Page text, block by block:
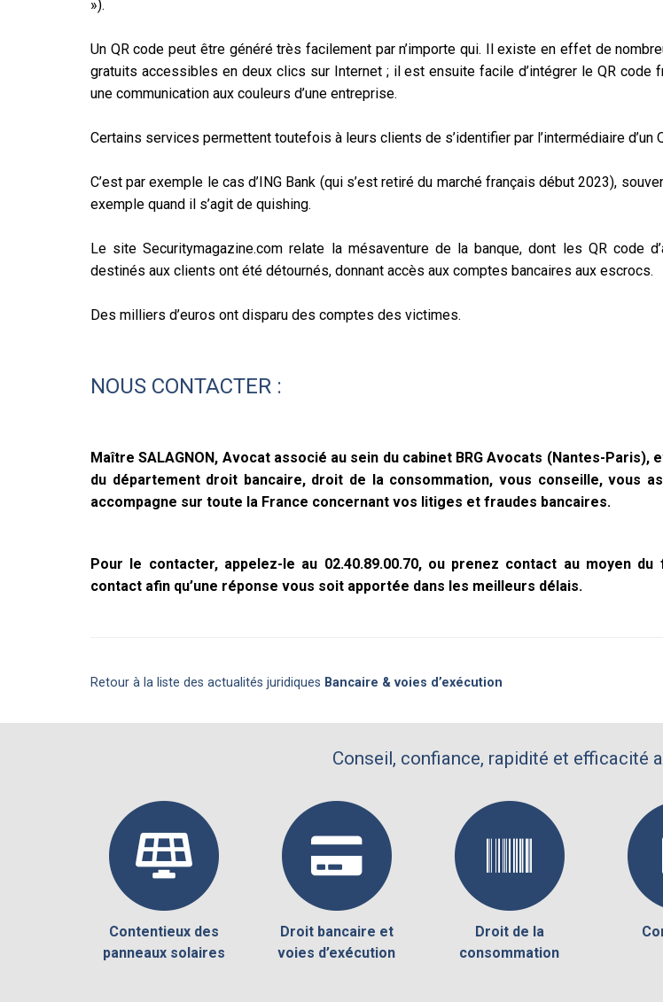
»).
Un QR code peut être généré très facilement par n’importe qui. Il existe en effet de
gratuits accessibles en deux clics sur Internet ; il est ensuite facile d’intégrer le QR code
une communication aux couleurs d’une entreprise.
Certains services permettent toutefois à leurs clients de s’identifier par l’intermédiaire d’un
C’est par exemple le cas d’ING Bank (qui s’est retiré du marché français début 2023),
exemple quand il s’agit de quishing.
Le site Securitymagazine.com relate la mésaventure de la banque, dont les QR code
destinés aux clients ont été détournés, donnant accès aux comptes bancaires aux escrocs.
Des milliers d’euros ont disparu des comptes des victimes.
NOUS CONTACTER :
Maître SALAGNON, Avocat associé au sein du cabinet BRG Avocats (Nantes-Paris),
du département droit bancaire, droit de la consommation, vous conseille, vous
accompagne sur toute la France concernant vos litiges et fraudes bancaires.
Pour le contacter, appelez-le au 02.40.89.00.70, ou prenez contact au moyen du
contact afin qu’une réponse vous soit apportée dans les meilleurs délais.
Retour à la liste des actualités juridiques Bancaire & voies d’exécution
Conseil, confiance, rapidité et efficacité
Contentieux des
panneaux solaires
Droit bancaire et
voies d’exécution
Droit de la
consommation